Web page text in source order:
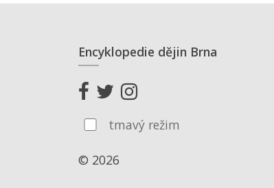
Encyklopedie dějin Brna
tmavý režim
© 2026